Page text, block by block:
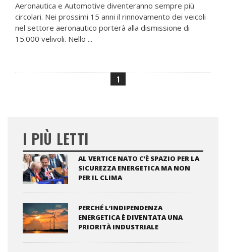
Aeronautica e Automotive diventeranno sempre più
circolari. Nei prossimi 15 anni il rinnovamento dei veicoli
nel settore aeronautico porterà alla dismissione di
15.000 velivoli. Nello ...
1
I PIÙ LETTI
AL VERTICE NATO C’È SPAZIO PER LA
SICUREZZA ENERGETICA MA NON
PER IL CLIMA
PERCHÉ L’INDIPENDENZA
ENERGETICA È DIVENTATA UNA
PRIORITÀ INDUSTRIALE